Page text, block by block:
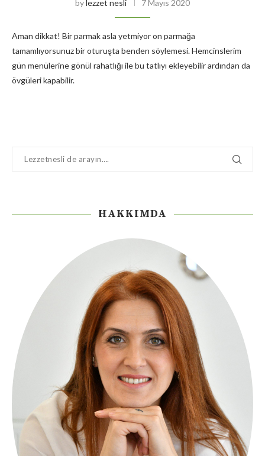
bylezzet nesli 7 Mayıs 2020
Aman dikkat! Bir parmak asla yetmiyor on parmağa
tamamlıyorsunuz bir oturuşta benden söylemesi. Hemcinslerim
gün menülerine gönül rahatlığı ile bu tatlıyı ekleyebilir ardından da
övgüleri kapabilir.
HAKKIMDA